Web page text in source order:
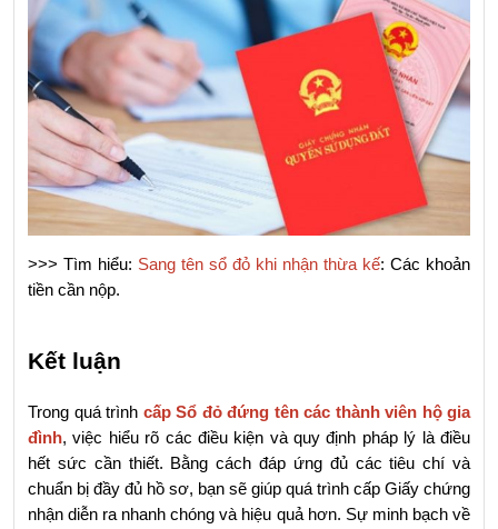
>>> Tìm hiểu: Sang tên sổ đỏ khi nhận thừa kế: Các khoản
tiền cần nộp.
Kết luận
Trong quá trình cấp Sổ đỏ đứng tên các thành viên hộ gia
đình, việc hiểu rõ các điều kiện và quy định pháp lý là điều
hết sức cần thiết. Bằng cách đáp ứng đủ các tiêu chí và
chuẩn bị đầy đủ hồ sơ, bạn sẽ giúp quá trình cấp Giấy chứng
nhận diễn ra nhanh chóng và hiệu quả hơn. Sự minh bạch về